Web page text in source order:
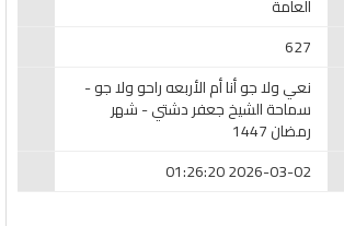
العامة
627
نعي ولا جو أنا أم الأربعه راحو ولا جو -
سماحة الشيخ جعفر دشتي - شهر
رمضان 1447
2026-03-02 01:26:20